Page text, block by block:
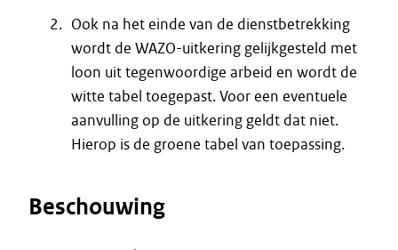
Ook na het einde van de dienstbetrekking
wordt de WAZO-uitkering gelijkgesteld met
loon uit tegenwoordige arbeid en wordt de
witte tabel toegepast. Voor een eventuele
aanvulling op de uitkering geldt dat niet.
Hierop is de groene tabel van toepassing.
Beschouwing